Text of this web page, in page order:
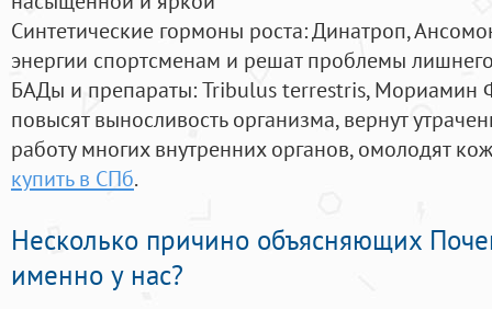
Синтетические гормоны роста: Динатроп,
энергии спортсменам и решат проблемы
БАДы и препараты:Tribulus terrestris, Мориамин
повысят выносливость организма, вернут
работу многих внутренних органов, омолодят
купить в СПб.
Несколько причино объясняющих
именно у нас?